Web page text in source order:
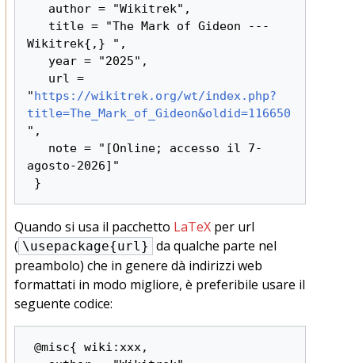
Wikitrek{,} ",
"https://wikitrek.org/wt/index.php?
title=The_Mark_of_Gideon&oldid=116650
",
agosto-2026]"
Quando si usa il pacchetto LaTeXper url
( \usepackage{url} da qualche parte nel
preambolo) che in genere dà indirizzi web
formattati in modo migliore, è preferibile usare il
seguente codice:
@misc{ wiki:xxx,